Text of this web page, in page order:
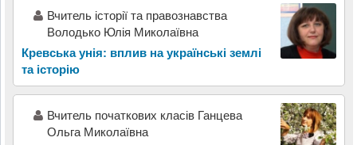
Вчитель історії та правознавства
Володько Юлія Миколаївна
Кревська унія: вплив на українські землі
та історію
Вчитель початкових класів Ганцева
Ольга Миколаївна